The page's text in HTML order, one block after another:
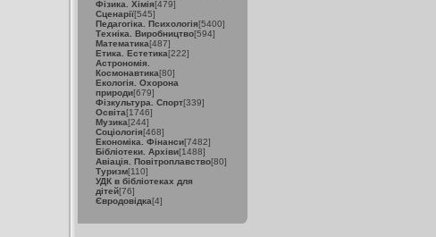
Фізика. Хімія[479]
Сценарії[545]
Педагогіка. Психологія[5400]
Техніка. Виробництво[594]
Математика[487]
Етика. Естетика[222]
Астрономія.
Космонавтика[80]
Екологія. Охорона
природи[679]
Фізкультура. Спорт[339]
Освіта[1746]
Музика[244]
Соціологія[468]
Економіка. Фінанси[7482]
Бібліотеки. Архіви[1488]
Авіація. Повітроплавство[80]
Туризм[110]
УДК в бібліотеках для
дітей[76]
Євродовідка[4]